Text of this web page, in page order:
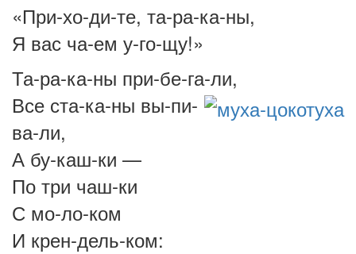
«При-хо-ди-те, та-ра-ка-ны,
Я вас ча-ем у-го-щу!»
Та-ра-ка-ны при-бе-га-ли,
Все ста-ка-ны вы-пи-
ва-ли,
А бу-каш-ки —
По три чаш-ки
С мо-ло-ком
И крен-дель-ком: